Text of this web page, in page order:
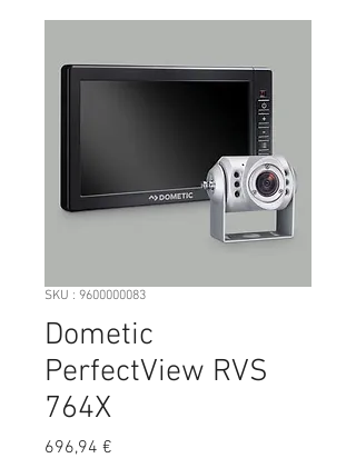
SKU : 9600000083
Dometic
PerfectView RVS
764X
696,94 €